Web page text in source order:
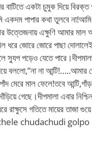
বাটিতে একটা চুমুক দিয়ে
একদম পাপার কথা তুলবে
উত্তেজনায় এক্ষুণি আমার মাল
ধরে জোরে জোরে পাছা
স্যুপ পড়েও যেতে
বললো,”না না
মেরে মাল ফেলে!তবে
গেছে।দীপমালা এবার
গতিতে মায়ের তাজা
chele chudachudi golpo